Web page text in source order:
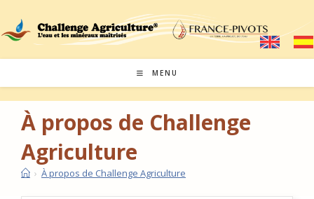
MENU
À propos de Challenge
Agriculture
› À propos de Challenge Agriculture